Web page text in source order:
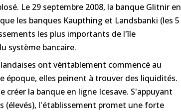
Le 29 septembre 2008, la banque Glitnir en
les banques Kaupthing et Landsbanki (les 5
les plus importants de l'île
système bancaire.
ont véritablement commencé au
époque, elles peinent à trouver des liquidités.
créer la banque en ligne Icesave. S'appuyant
(élevés), l'établissement promet une forte